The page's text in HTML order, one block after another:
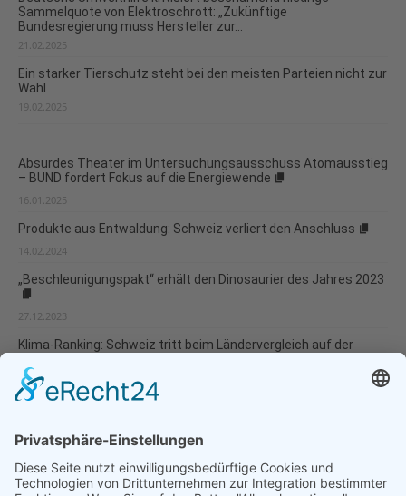
Sammelquote von Elektroschrott: „Zukünftige
Bundesregierung muss Hersteller zur...
21.02.2025
Ein starker Tierschutz steht bei den meisten Parteien nicht zur
Wahl
19.02.2025
Absurdes Theater im Untersuchungsausschuss Atomausstieg
– BUND fordert Fokus auf die Energiewende
16.01.2025
Produkte aus Entwaldung: Schweiz verliert den Anschluss
14.02.2024
„Beschleunigungspakt“ erhält den Dinosaurier des Jahres 2023
27.12.2023
Klima-Ranking: Schweiz tritt beim Ländervergleich auf der
08.12.2023